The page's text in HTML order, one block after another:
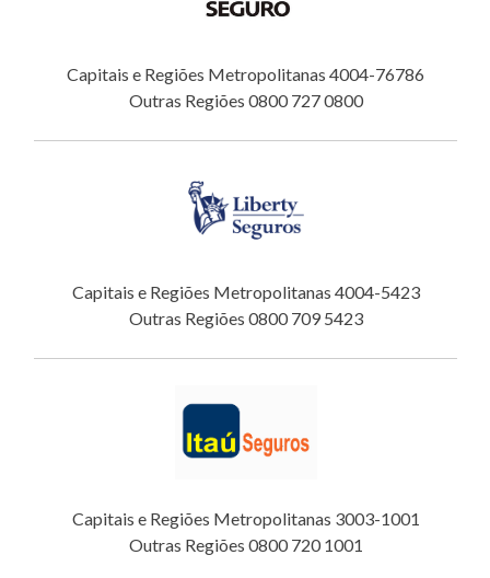
Capitais e Regiões Metropolitanas 4004-76786
Outras Regiões 0800 727 0800
Capitais e Regiões Metropolitanas 4004-5423
Outras Regiões 0800 709 5423
Capitais e Regiões Metropolitanas 3003-1001
Outras Regiões 0800 720 1001